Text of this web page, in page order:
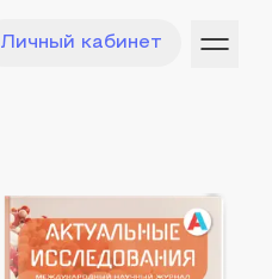
Личный кабинет